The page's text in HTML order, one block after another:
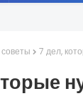
советы 7 дел,